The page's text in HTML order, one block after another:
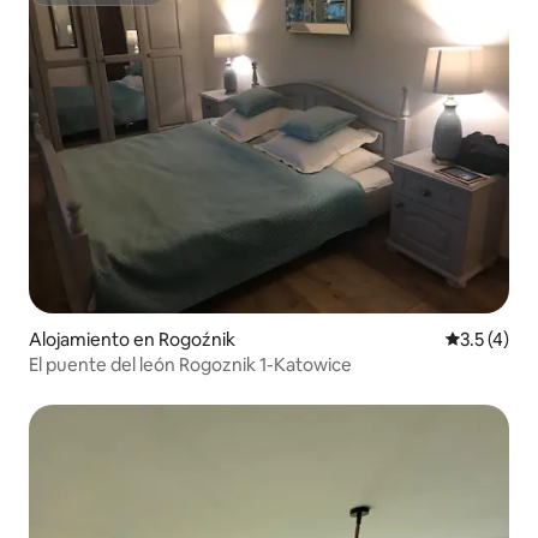
Alojamiento en Rogoźnik
3.5 (4)
El puente del león Rogoznik 1-Katowice